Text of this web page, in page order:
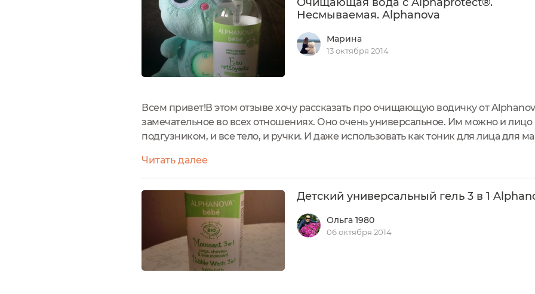
Несмываемая. Alphanova
Марина
13 октября 2014
Всем привет!В этом отзыве хочу рассказать про очищающую водичку от
замечательное во всех отношениях. Оно очень универсальное. Им можно и
подгузником, и все тело, и ручки. И даже использовать как тоник для лица для
подушечки. И после этого протираю...
Читать далее
Детский универсальный гель 3 в 1
Ольга 1980
06 октября 2014